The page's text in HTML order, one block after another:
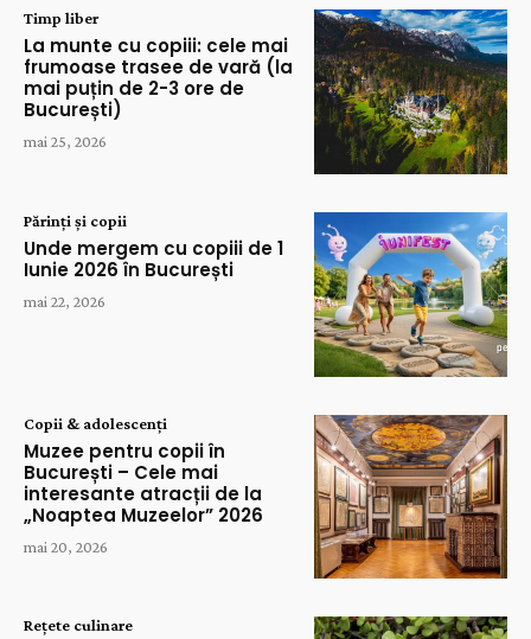
Timp liber
La munte cu copiii: cele mai
frumoase trasee de vară (la
mai puțin de 2-3 ore de
București)
mai 25, 2026
Părinți și copii
Unde mergem cu copiii de 1
Iunie 2026 în București
mai 22, 2026
Copii & adolescenți
Muzee pentru copii în
București – Cele mai
interesante atracții de la
„Noaptea Muzeelor” 2026
mai 20, 2026
Rețete culinare